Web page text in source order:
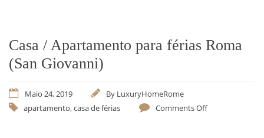
Casa / Apartamento para férias Roma
(San Giovanni)
Maio 24, 2019 By LuxuryHomeRome
apartamento,casa de férias Comments Off